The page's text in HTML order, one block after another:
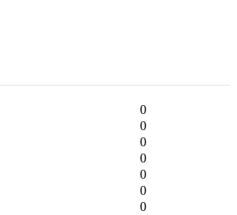
0
0
0
0
0
0
0